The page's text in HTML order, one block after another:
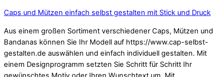
Caps und Mützen einfach selbst gestalten mit Stick und Druck
Aus einem großen Sortiment verschiedener Caps, Mützen und
Bandanas können Sie Ihr Modell auf https://www.cap-selbst-
gestalten.de auswählen und einfach individuell gestalten. Mit
einem Designprogramm setzten Sie Schritt für Schritt Ihr